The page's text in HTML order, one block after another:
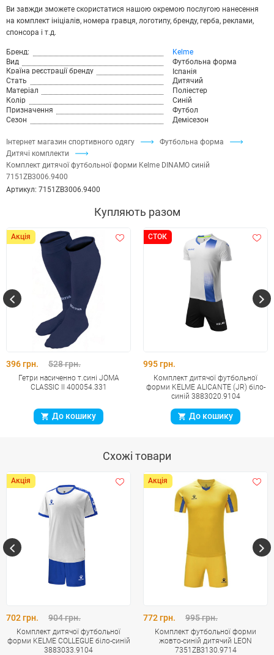
Інтернет магазин спортивного одягу
Футбольна форма
Дитячі комплекти
Комплект дитячої футбольної форми Kelme DINAMO синій
7151ZB3006.9400
Ви завжди зможете скористатися нашою окремою послугою нанесення
на комплект ініціалів, номера гравця, логотипу, бренду, герба, реклами,
спонсора і т.д.
Бренд:
Kelme
Вид
Футбольна форма
Країна реєстрації бренду
Іспанія
Стать
Дитячий
Матеріал
Поліестер
Колір
Синій
Призначення
Футбол
Сезон
Демісезон
Артикул: 7151ZB3006.9400
Купляють разом
Акція
396 грн. 528 грн.
Гетри насиченно т.синi JOMA
CLASSIC II 400054.331
До кошику
СТОК
995 грн.
Комплект дитячої футбольної
форми KELME ALICANTE (JR) біло-
синій 3883020.9104
До кошику
Схожі товари
Акція
702 грн. 904 грн.
Комплект дитячої футбольної
форми KELME COLLEGUE біло-синій
3883033.9104
Акція
772 грн. 995 грн.
Комплект футбольної форми
жовто-синій дитячий LEON
7351ZB3130.9714